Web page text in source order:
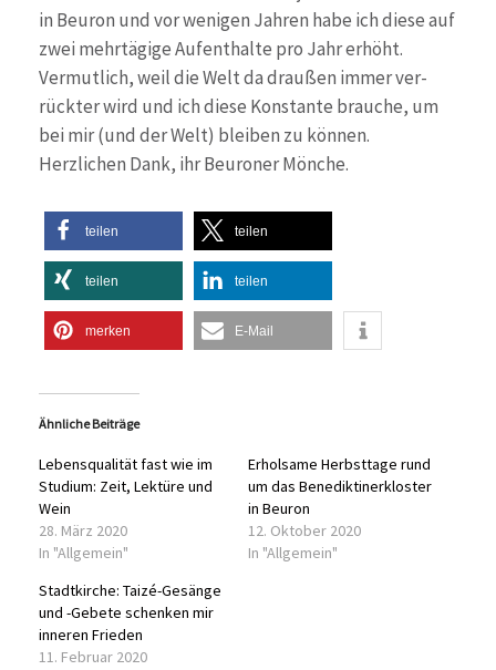
in Beuron und vor wenigen Jahren habe ich diese auf
zwei mehrtägige Aufenthalte pro Jahr erhöht.
Vermutlich, weil die Welt da draußen immer ver-
rückter wird und ich diese Konstante brauche, um
bei mir (und der Welt) bleiben zu können.
Herzlichen Dank, ihr Beuroner Mönche.
teilen teilen
teilen teilen
merken E-Mail
Ähnliche Beiträge
Lebensqualität fast wie im
Studium: Zeit, Lektüre und
Wein
28. März 2020
In "Allgemein"
Erholsame Herbsttage rund
um das Benediktinerkloster
in Beuron
12. Oktober 2020
In "Allgemein"
Stadtkirche: Taizé-Gesänge
und -Gebete schenken mir
inneren Frieden
11. Februar 2020